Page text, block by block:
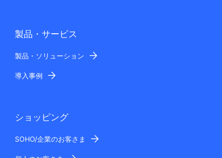
製品・サービス
製品・ソリューション
導入事例
ショッピング
SOHO/企業のお客さま